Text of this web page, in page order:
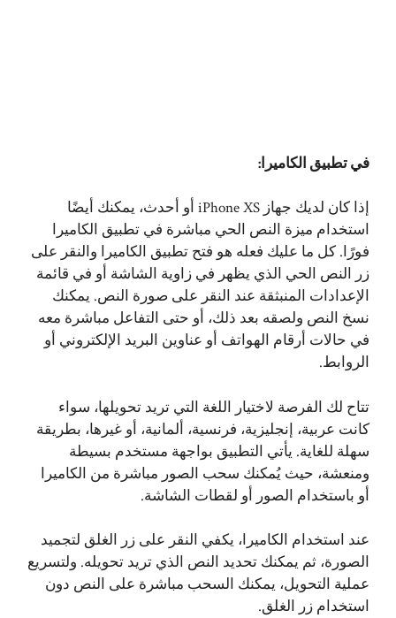
في تطبيق الكاميرا:
إذا كان لديك جهاز iPhone XS أو أحدث، يمكنك أيضًا
استخدام ميزة النص الحي مباشرة في تطبيق الكاميرا
فورًا. كل ما عليك فعله هو فتح تطبيق الكاميرا والنقر على
زر النص الحي الذي يظهر في زاوية الشاشة أو في قائمة
الإعدادات المنبثقة عند النقر على صورة النص. يمكنك
نسخ النص ولصقه بعد ذلك، أو حتى التفاعل مباشرة معه
في حالات أرقام الهواتف أو عناوين البريد الإلكتروني أو
الروابط.
تتاح لك الفرصة لاختيار اللغة التي تريد تحويلها، سواء
كانت عربية، إنجليزية، فرنسية، ألمانية، أو غيرها، بطريقة
سهلة للغاية. يأتي التطبيق بواجهة مستخدم بسيطة
ومنعشة، حيث يُمكنك سحب الصور مباشرة من الكاميرا
أو باستخدام الصور أو لقطات الشاشة.
عند استخدام الكاميرا، يكفي النقر على زر الغلق لتجميد
الصورة، ثم يمكنك تحديد النص الذي تريد تحويله. ولتسريع
عملية التحويل، يمكنك السحب مباشرة على النص دون
استخدام زر الغلق.